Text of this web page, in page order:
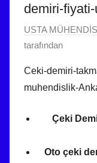
demiri-
1
1
u
b
0
USTA
tarafından
Ceki-demiri-
muhendislik-
Çeki
Oto çeki